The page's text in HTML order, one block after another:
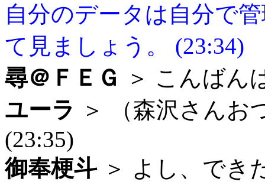
自分のデータは自分で
て見ましょう。 (23:34)
尋＠ＦＥＧ
＞ こんばん
ユーラ ＞ （森沢さんお
(23:35)
御奉梗斗＞ よし、でき